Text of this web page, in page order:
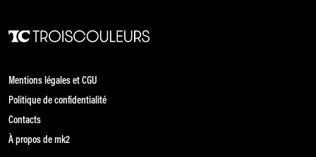
Mentions légales et CGU
Politique de confidentialité
Contacts
À propos de mk2